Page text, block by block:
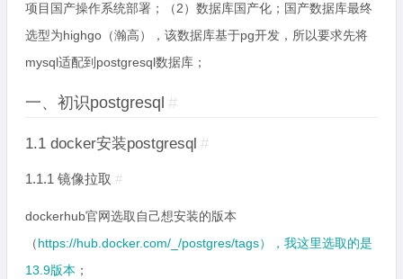
项目国产操作系统部署；（2）数据库国产化；国产数据库最终
选型为highgo（瀚高），该数据库基于pg开发，所以要求先将
mysql适配到postgresql数据库；
一、初识postgresql #
1.1 docker安装postgresql #
1.1.1 镜像拉取 #
dockerhub官网选取自己想安装的版本
（https://hub.docker.com/_/postgres/tags），我这里选取的是
13.9版本 ；